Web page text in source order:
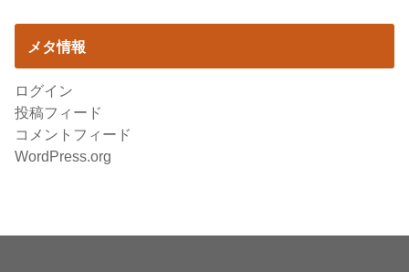
メタ情報
ログイン
投稿フィード
コメントフィード
WordPress.org